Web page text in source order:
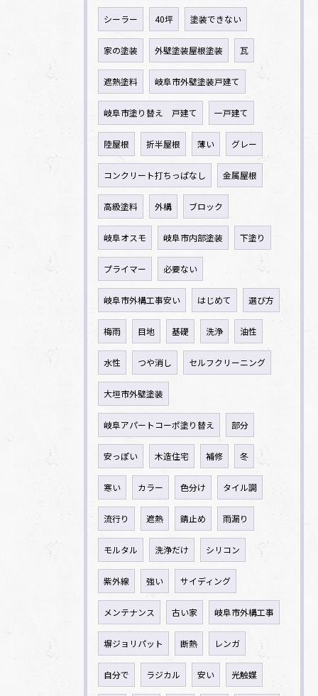
シーラー 40坪 塗装できない
家の塗装 外壁塗装屋根塗装 瓦
遮熱塗料 岐阜市外壁塗装戸建て
岐阜市塗り替え 戸建て 一戸建て
陸屋根 折半屋根 薄い グレー
コンクリート打ちっぱなし 金属屋根
高級塗料 外構 ブロック
岐阜オスモ 岐阜市内部塗装 下塗り
プライマー 必要ない
岐阜市外構工事安い はじめて 選び方
梅雨 目地 基礎 洗浄 油性
水性 つや消し セルフクリーニング
大垣市外壁塗装
岐阜アパートコーポ塗り替え 部分
安っぽい 木造住宅 補修 冬
寒い カラー 色分け タイル調
流行り 遮熱 錆止め 雨漏り
モルタル 洗浄だけ シリコン
紫外線 強い サイディング
メンテナンス 古い家 岐阜市外構工事
塀ジョリパット 断熱 レンガ
自分で ラジカル 安い 光触媒